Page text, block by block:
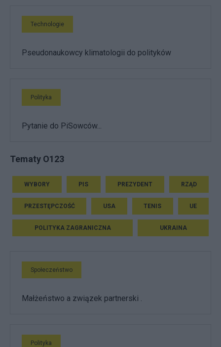
Technologie
Pseudonaukowcy klimatologii do polityków
Polityka
Pytanie do PiSowców...
Tematy O123
WYBORY PIS PREZYDENT RZĄD
PRZESTĘPCZOŚĆ USA TENIS UE
POLITYKA ZAGRANICZNA UKRAINA
Społeczeństwo
Małżeństwo a związek partnerski .
Polityka